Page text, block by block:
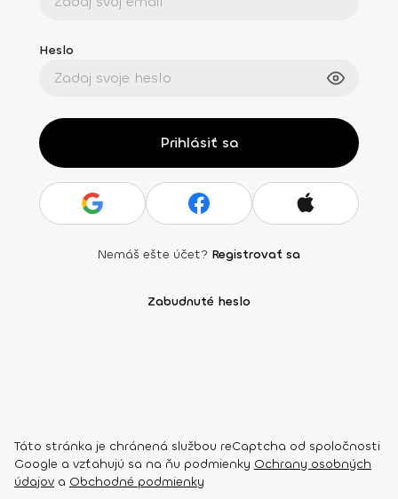
Heslo
Prihlásiť sa
Nemáš ešte účet? Registrovať sa
Zabudnuté heslo
Táto stránka je chránená službou reCaptcha od spoločnosti
Google a vzťahujú sa na ňu podmienky Ochrany osobných
údajov a Obchodné podmienky